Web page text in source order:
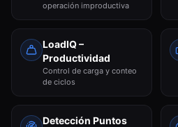
operación improductiva
LoadIQ –
Productividad
Control de carga y conteo
de ciclos
Detección Puntos